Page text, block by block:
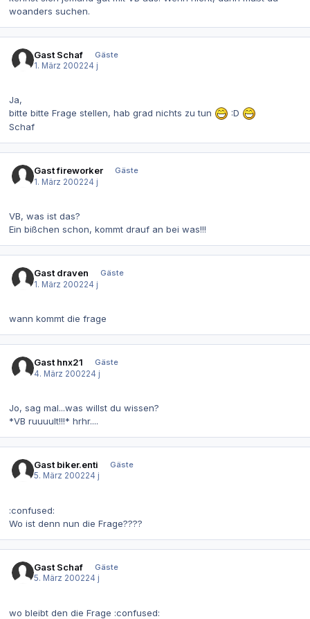
woanders suchen.
Gast Schaf
Gäste
1. März 200224 j
Ja,
bitte bitte Frage stellen, hab grad nichts zu tun
:D
Schaf
Gast fireworker
Gäste
1. März 200224 j
VB, was ist das?
Ein bißchen schon, kommt drauf an bei was!!!
Gast draven
Gäste
1. März 200224 j
wann kommt die frage
Gast hnx21
Gäste
4. März 200224 j
Jo, sag mal...was willst du wissen?
*VB ruuuult!!!* hrhr....
Gast biker.enti
Gäste
5. März 200224 j
:confused:
Wo ist denn nun die Frage????
Gast Schaf
Gäste
5. März 200224 j
wo bleibt den die Frage :confused: